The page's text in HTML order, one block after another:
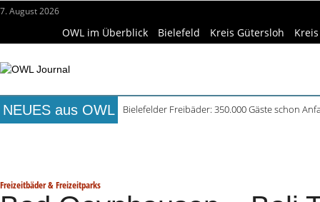
7. August 2026
OWL im Überblick Bielefeld Kreis Gütersloh
NEUES aus OWL
Bielefelder Freibäder: 350.000 Gäste schon
Freizeitbäder & Freizeitparks